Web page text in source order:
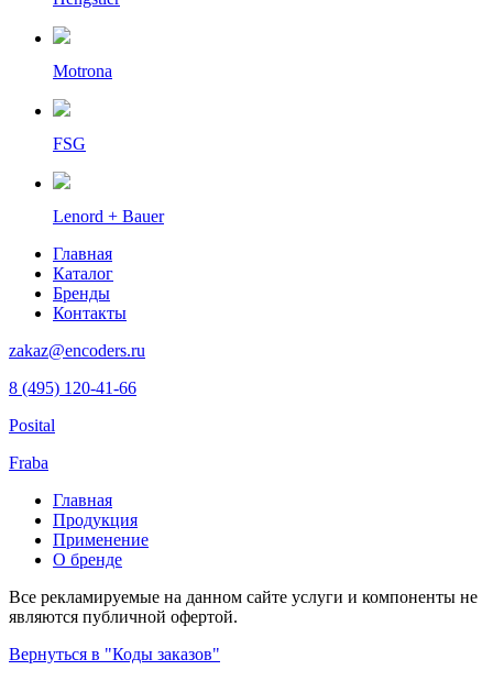
Motrona
FSG
Lenord + Bauer
Главная
Каталог
Бренды
Контакты
zakaz@encoders.ru
8 (495) 120-41-66
Posital
Fraba
Главная
Продукция
Применение
О бренде
Все рекламируемые на данном сайте услуги и компоненты не
являются публичной офертой.
Вернуться в "Коды заказов"